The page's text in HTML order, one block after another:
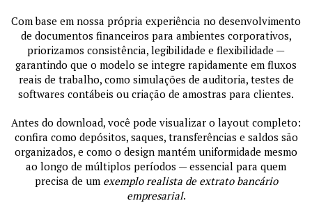
Com base em nossa própria experiência no desenvolvimento
de documentos financeiros para ambientes corporativos,
priorizamos consistência, legibilidade e flexibilidade —
garantindo que o modelo se integre rapidamente em fluxos
reais de trabalho, como simulações de auditoria, testes de
softwares contábeis ou criação de amostras para clientes.
Antes do download, você pode visualizar o layout completo:
confira como depósitos, saques, transferências e saldos são
organizados, e como o design mantém uniformidade mesmo
ao longo de múltiplos períodos — essencial para quem
precisa de um exemplo realista de extrato bancário
empresarial.